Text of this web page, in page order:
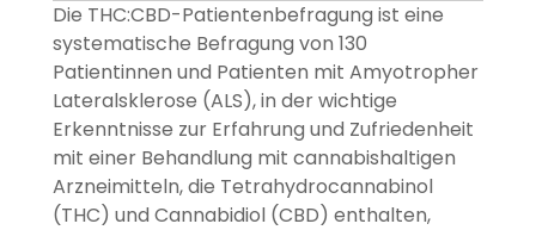
Die THC:CBD-Patientenbefragung ist eine
systematische Befragung von 130
Patientinnen und Patienten mit Amyotropher
Lateralsklerose (ALS), in der wichtige
Erkenntnisse zur Erfahrung und Zufriedenheit
mit einer Behandlung mit cannabishaltigen
Arzneimitteln, die Tetrahydrocannabinol
(THC) und Cannabidiol (CBD) enthalten,